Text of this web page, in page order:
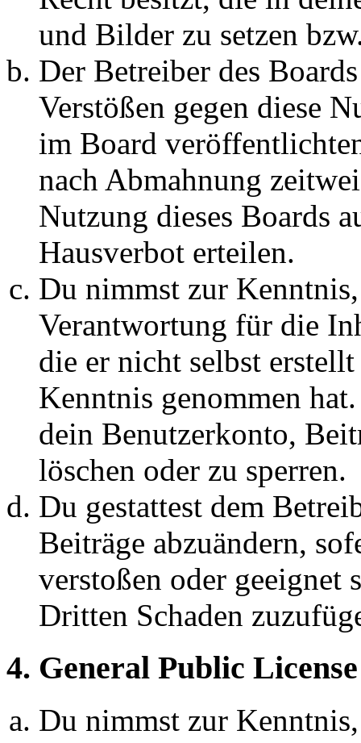
und Bilder zu setzen
Der Betreiber des
Verstößen gegen diese
im Board
nach Abmahnung
Nutzung dieses Boards
Hausverbot erteilen.
Du nimmst zur
Verantwortung für die
die er nicht selbst
Kenntnis genommen
dein Benutzerkonto,
löschen oder zu sperren.
Du gestattest dem
Beiträge abzuändern,
verstoßen oder geeignet
Dritten Schaden
4. General Public License
Du nimmst zur